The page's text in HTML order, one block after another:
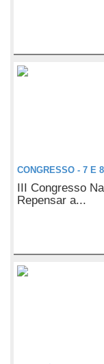
CONGRESSO - 7 E
III Congresso
Repensar a...